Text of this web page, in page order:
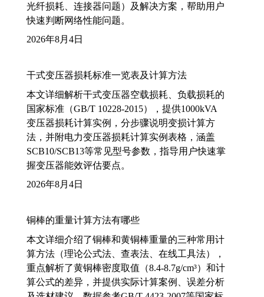
光纤损耗、连接器问题）及解决方案，帮助用户
快速判断网络性能问题。
2026年8月4日
干式变压器损耗标准一览表及计算方法
本文详细解析干式变压器空载损耗、负载损耗的
国家标准（GB/T 10228-2015），提供1000kVA
变压器损耗计算实例，分步骤说明变损计算方
法，并附电力变压器损耗计算实例表格，涵盖
SCB10/SCB13等常见型号参数，指导用户快速掌
握变压器能效评估要点。
2026年8月4日
铜棒的重量计算方法有哪些
本文详细介绍了铜棒和黄铜棒重量的三种常用计
算方法（理论公式法、查表法、在线工具法），
重点解析了黄铜棒密度取值（8.4-8.7g/cm³）和计
算公式的差异，并提供实际计算案例、误差分析